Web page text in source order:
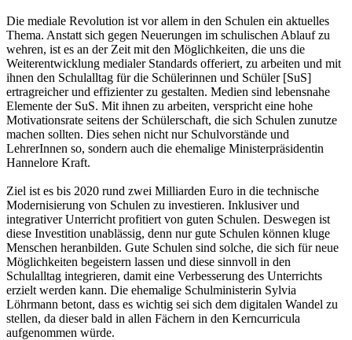
Die mediale Revolution ist vor allem in den Schulen ein aktuelles
Thema. Anstatt sich gegen Neuerungen im schulischen Ablauf zu
wehren, ist es an der Zeit mit den Möglichkeiten, die uns die
Weiterentwicklung medialer Standards offeriert, zu arbeiten und mit
ihnen den Schulalltag für die Schülerinnen und Schüler [SuS]
ertragreicher und effizienter zu gestalten. Medien sind lebensnahe
Elemente der SuS. Mit ihnen zu arbeiten, verspricht eine hohe
Motivationsrate seitens der Schülerschaft, die sich Schulen zunutze
machen sollten. Dies sehen nicht nur Schulvorstände und
LehrerInnen so, sondern auch die ehemalige Ministerpräsidentin
Hannelore Kraft.
Ziel ist es bis 2020 rund zwei Milliarden Euro in die technische
Modernisierung von Schulen zu investieren. Inklusiver und
integrativer Unterricht profitiert von guten Schulen. Deswegen ist
diese Investition unablässig, denn nur gute Schulen können kluge
Menschen heranbilden. Gute Schulen sind solche, die sich für neue
Möglichkeiten begeistern lassen und diese sinnvoll in den
Schulalltag integrieren, damit eine Verbesserung des Unterrichts
erzielt werden kann. Die ehemalige Schulministerin Sylvia
Löhrmann betont, dass es wichtig sei sich dem digitalen Wandel zu
stellen, da dieser bald in allen Fächern in den Kerncurricula
aufgenommen würde.